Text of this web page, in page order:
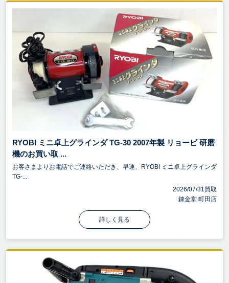
RYOBI ミニ卓上グラインダ TG-30 2007年製 リョービ 研磨
機のお買い取 ...
お客さまよりお電話でご連絡いただき、早速、RYOBI ミニ卓上グラインダ
TG-...
2026/07/31買取
錬金堂 町田店
詳しく見る